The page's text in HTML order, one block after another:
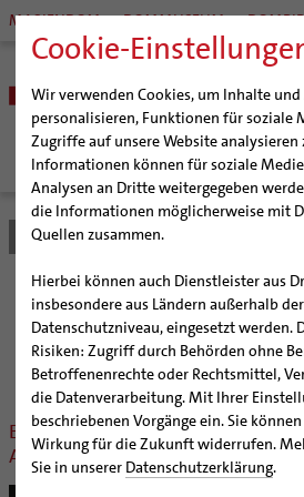
Cookie-
Wir verwenden Cookies, um Inhalte und
personalisieren, Funktionen für soziale
Zugriffe auf unsere Website analysieren
Informationen können für soziale
Analysen an Dritte weitergegeben
die Informationen möglicherweise mit
Quellen zusammen.
Hierbei können auch Dienstleister aus
insbesondere aus Ländern außerhalb
Datenschutzniveau, eingesetzt werden.
Risiken: Zugriff durch Behörden ohne
Betroffenenrechte oder Rechtsmittel,
die Datenverarbeitung. Mit Ihrer
beschriebenen Vorgänge ein. Sie
Wirkung für die Zukunft widerrufen.
Sie in unserer Datenschutzerklärung.
MARIENDOM DOMMUSEUM
BISTUM
Bischöfe
Weihbischof Dr. Martin Marahrens
Bischof em. Norbert Trelle
Weihbischof em. Bongartz
Weihbischof em. Schwerdtfeger
Weihbischof em. Koitz
Bischof em. Dr. Wüstenberg
Generalvikariat
Gremien
Diözesangericht
Gemeindegremien
Pfarrgemeinden
Hildesheimer Dom
Virtueller Rundgang durch den Dom
Tausendjähriger Rosenstock
Die Hildesheimer Dommusik
Wallfahrten | Pilgern
Termine Wallfahrten und Pilgern
Jakobswege im Bistum Hildesheim
Veranstaltungen
Strategieprozess
Jugend
Bistum Hildesheim
der Bischöflichen
Ein Mann des Aufbaus – und des
Abbruchs